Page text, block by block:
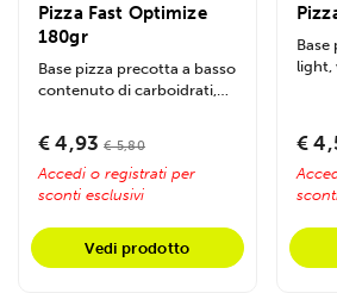
Pizza Fast Optimize
180gr
Base pizza precotta a basso
contenuto di carboidrati,
Pronta...
€ 4,93 € 5,80
Accedi o registrati per
sconti esclusivi
Vedi prodotto
Base
light,
€